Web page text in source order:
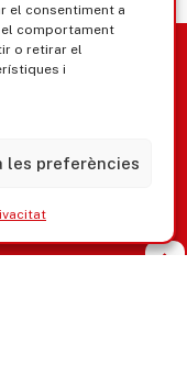
el consentiment a
comportament
o retirar el
i
les preferències